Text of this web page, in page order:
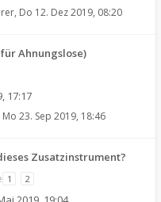
, Do 12. Dez 2019, 08:20
Ahnungslose)
17:17
Mo 23. Sep 2019, 18:46
Zusatzinstrument?
1 2